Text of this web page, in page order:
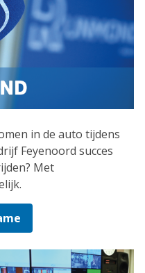
in de auto tijdens
Feyenoord succes
Met